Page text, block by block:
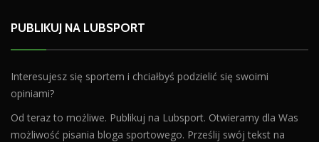
PUBLIKUJ NA LUBSPORT
Interesujesz się sportem i chciałbyś podzielić się swoimi
opiniami?
Od teraz to możliwe. Publikuj na Lubsport. Otwieramy dla Was
możliwość pisania bloga sportowego. Prześlij swój tekst na